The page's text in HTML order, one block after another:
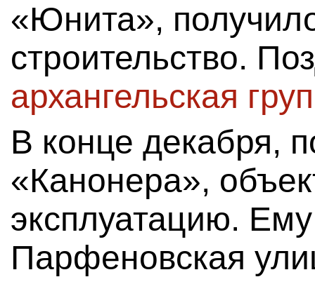
«Юнита»,
строительство.
архангельская
В конце декабря,
«Канонера»,
эксплуатацию.
Парфеновская